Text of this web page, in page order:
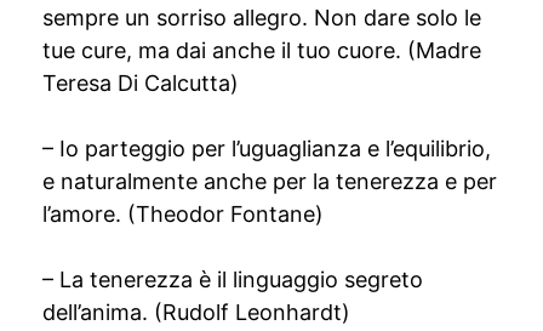
sempre un sorriso allegro. Non dare solo le
tue cure, ma dai anche il tuo cuore. (Madre
Teresa Di Calcutta)
– Io parteggio per l’uguaglianza e l’equilibrio,
e naturalmente anche per la tenerezza e per
l’amore. (Theodor Fontane)
– La tenerezza è il linguaggio segreto
dell’anima. (Rudolf Leonhardt)